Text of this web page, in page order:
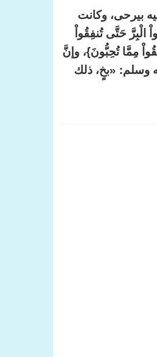
بيرحى، وكانت
حَتَّى تُنفِقُواْ
مِمَّا تُحِبُّونَ}، وإنَّ
وسلم: «بخٍ، ذلك